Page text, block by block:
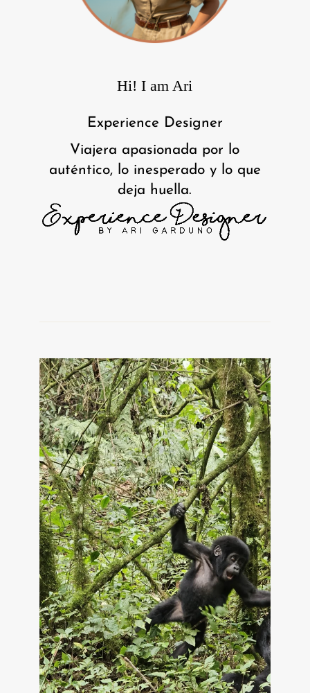
Hi! I am Ari
Experience Designer
Viajera apasionada por lo
auténtico, lo inesperado y lo que
deja huella.